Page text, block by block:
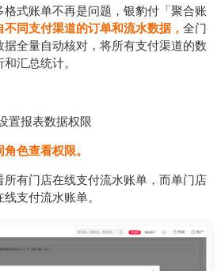
式账单不再是问题，银豹付「聚合账
同支付渠道的订单和流水数据， 全门
全量自动核对，将所有支付渠道的数
汇总统计。
置报表数据权限
色查看权限。
有门店在线支付流水账单，而单门店
支付流水账单。